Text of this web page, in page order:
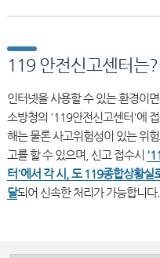
119 안전신고센터는?
인터넷을 사용할 수 있는 환경이
소방청의 '119안전신고센터'에
해는 물론 사고위험성이 있는 위
고를 할 수 있으며, 신고 접수시
터'에서 각 시, 도 119종합상황실
달